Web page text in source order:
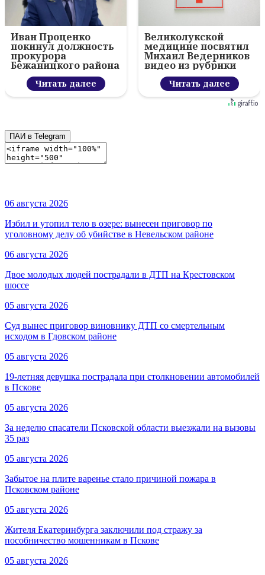
Иван Проценко
покинул должность
прокурора
Бежаницкого района
Читать далее
Великолукской
медицине посвятил
Михаил Ведерников
видео из рубрики
«Тема дня»
Читать далее
ПАИ в Telegram
06 августа 2026
Избил и утопил тело в озере: вынесен приговор по
уголовному делу об убийстве в Невельском районе
06 августа 2026
Двое молодых людей пострадали в ДТП на Крестовском
шоссе
05 августа 2026
Суд вынес приговор виновнику ДТП со смертельным
исходом в Гдовском районе
05 августа 2026
19-летняя девушка пострадала при столкновении автомобилей
в Пскове
05 августа 2026
За неделю спасатели Псковской области выезжали на вызовы
35 раз
05 августа 2026
Забытое на плите варенье стало причиной пожара в
Псковском районе
05 августа 2026
Жителя Екатеринбурга заключили под стражу за
пособничество мошенникам в Пскове
05 августа 2026